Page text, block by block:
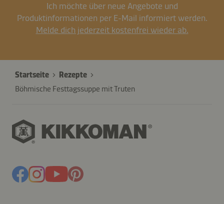
Ich möchte über neue Angebote und
Produktinformationen per E-Mail informiert werden.
Melde dich jederzeit kostenfrei wieder ab.
Startseite
Rezepte
Böhmische Festtagssuppe mit Truten